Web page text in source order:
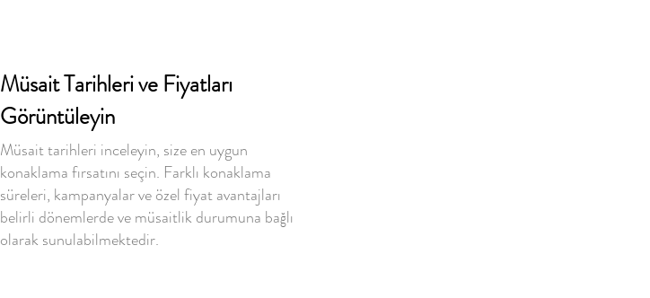
Müsait Tarihleri ve Fiyatları
Görüntüleyin
Müsait tarihleri inceleyin, size en uygun
konaklama fırsatını seçin. Farklı konaklama
süreleri, kampanyalar ve özel fiyat avantajları
belirli dönemlerde ve müsaitlik durumuna bağlı
olarak sunulabilmektedir.